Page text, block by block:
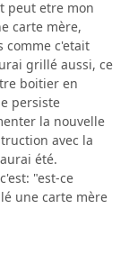
peut etre mon
carte mère,
comme c'etait
grillé aussi, ce
boitier en
persiste
la nouvelle
avec la
été.
"est-ce
une carte mère